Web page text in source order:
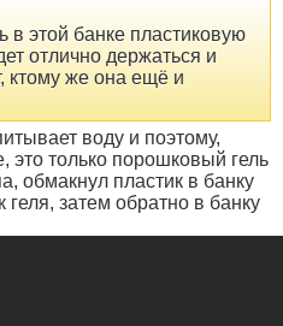
в этой банке пластиковую
отлично держаться и
ктому же она ещё и
воду и поэтому,
это только порошковый гель
обмакнул пластик в банку
затем обратно в банку